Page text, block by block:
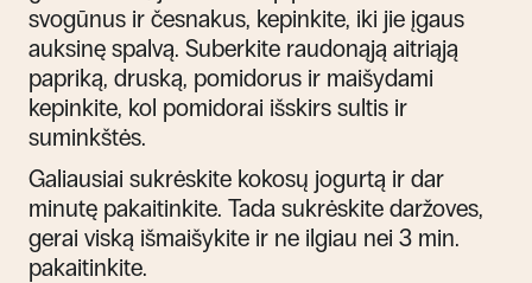
svogūnus ir česnakus, kepinkite, iki jie įgaus
auksinę spalvą. Suberkite raudonąją aitriąją
papriką, druską, pomidorus ir maišydami
kepinkite, kol pomidorai išskirs sultis ir
suminkštės.
Galiausiai sukrėskite kokosų jogurtą ir dar
minutę pakaitinkite. Tada sukrėskite daržoves,
gerai viską išmaišykite ir ne ilgiau nei 3 min.
pakaitinkite.